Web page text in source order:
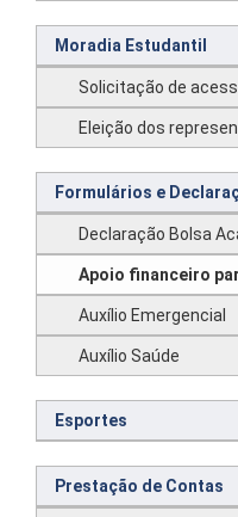
Moradia Estudantil
Solicitação de
Eleição dos
Formulários e
Declaração Bolsa
Apoio financeiro
Auxílio Emergencial
Auxílio Saúde
Esportes
Prestação de Contas